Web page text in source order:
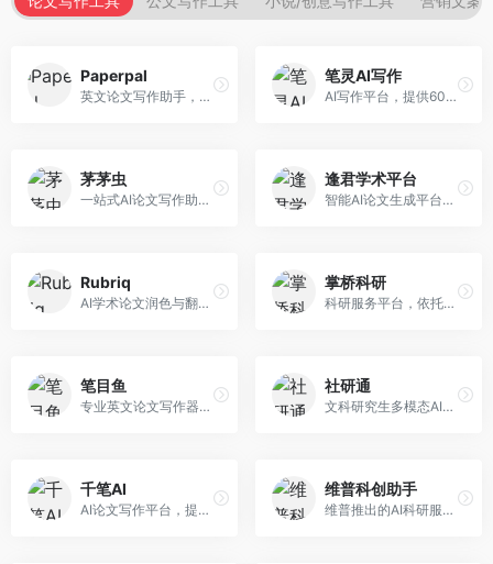
Paperpal
英文论文写作助手，专注于学术英语润色。面向需要发表国际期刊的研究者，提供语法检查、学术表达优化、格式规范等服务，英语表达地道专业。
笔灵AI写作
AI写作平台，提供600+写作模板。面向学生、职场人士和内容创作者，支持论文、公文、营销文案等多种文体，模板丰富，一键生成，写作效率大幅提升。
茅茅虫
一站式AI论文写作助手，覆盖学术写作全场景。面向高校学生和科研人员，提供开题报告、文献综述、论文正文等写作服务，支持多学科多类型论文，操作简便。
逢君学术平台
智能AI论文生成平台，支持查重检测。面向高校学生和研究人员，提供论文选题、内容生成、查重修改等一站式服务，学术写作流程完整。
Rubriq
AI学术论文润色与翻译平台。面向国际期刊投稿者，提供论文润色、翻译、格式调整等服务，支持多语言，学术表达专业规范。
掌桥科研
科研服务平台，依托3亿+真实文献数据库。面向学术研究者和学生，提供文献检索、论文写作、科研数据分析等服务，文献资源丰富，学术支持专业。
笔目鱼
专业英文论文写作器，支持学术论文全流程。面向留学生和国际期刊投稿者，提供英文论文撰写、润色、格式调整等服务，学术英语表达规范。
社研通
文科研究生多模态AI学术写作平台。面向文科研究生和社科研究者，提供文献综述、理论分析、定性研究辅助等服务，文科研究方法论支持完善。
千笔AI
AI论文写作平台，提供无限改稿服务。面向高校学生和学术研究者，支持论文选题、大纲生成、内容撰写、查重修改等全流程服务，改稿次数不限，服务质量有保障。
维普科创助手
维普推出的AI科研服务平台，整合学术资源与智能写作。面向科研人员和高校师生，提供文献检索、论文写作、查重检测等一站式服务，学术资源权威可靠。